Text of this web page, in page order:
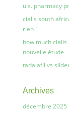
u.s. pharmacy
cialis south
rien !
how much cialis
nouvelle étude
tadalafil vs
Archives
décembre 2025